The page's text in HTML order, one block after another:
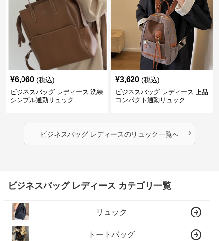
¥6,060 (税込)
ビジネスバッグ レディース 洗練
シンプル通勤リュック
¥3,620 (税込)
ビジネスバッグ レディース 上品
コンパクト通勤リュック
ビジネスバッグ レディースのリュック一覧へ ›
ビジネスバッグ レディース カテゴリ一覧
リュック
トートバッグ